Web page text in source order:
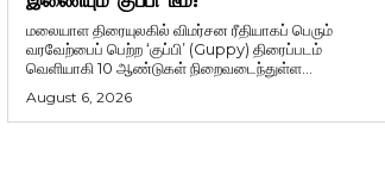
மலையாள திரையுலகில் விமர்சன ரீதியாகப் பெரும்
வரவேற்பைப் பெற்ற ‘குப்பி’ (Guppy) திரைப்படம்
வெளியாகி 10 ஆண்டுகள் நிறைவடைந்துள்ள...
August 6, 2026